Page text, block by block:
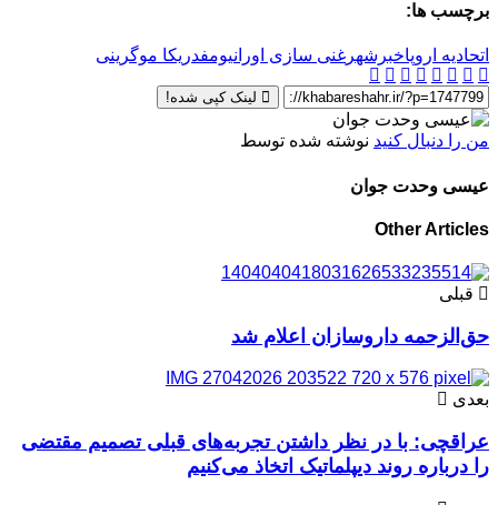
برچسب ها:
اتحادیه اروپاخبرشهر غنی سازی اورانیومفدریکا موگرینی
لینک کپی شده!
من را دنبال کنید نوشته شده توسط
عیسی وحدت جوان
Other Articles
قبلی
حق‌الزحمه داروسازان اعلام شد
بعدی
عراقچی: با در نظر داشتن تجربه‌های قبلی تصمیم مقتضی
را درباره روند دیپلماتیک اتخاذ می‌کنیم